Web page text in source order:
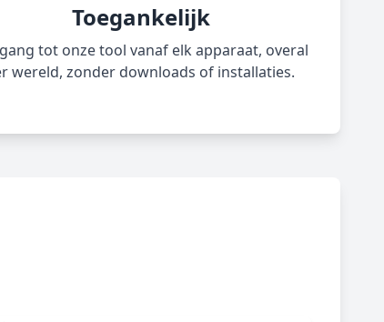
Toegankelijk
tot onze tool vanaf elk apparaat, overal
wereld, zonder downloads of installaties.